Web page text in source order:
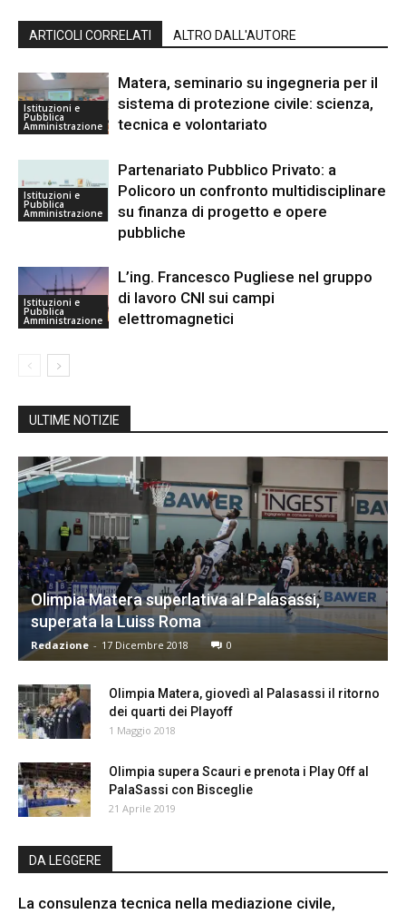
ARTICOLI CORRELATI ALTRO DALL'AUTORE
Istituzioni e
Pubblica
Amministrazione
Matera, seminario su ingegneria per il
sistema di protezione civile: scienza,
tecnica e volontariato
Istituzioni e
Pubblica
Amministrazione
Partenariato Pubblico Privato: a
Policoro un confronto multidisciplinare
su finanza di progetto e opere
pubbliche
Istituzioni e
Pubblica
Amministrazione
L’ing. Francesco Pugliese nel gruppo
di lavoro CNI sui campi
elettromagnetici
ULTIME NOTIZIE
Olimpia Matera superlativa al Palasassi,
superata la Luiss Roma
Redazione - 17 Dicembre 2018 0
Olimpia Matera, giovedì al Palasassi il ritorno
dei quarti dei Playoff
1 Maggio 2018
Olimpia supera Scauri e prenota i Play Off al
PalaSassi con Bisceglie
21 Aprile 2019
DA LEGGERE
La consulenza tecnica nella mediazione civile,